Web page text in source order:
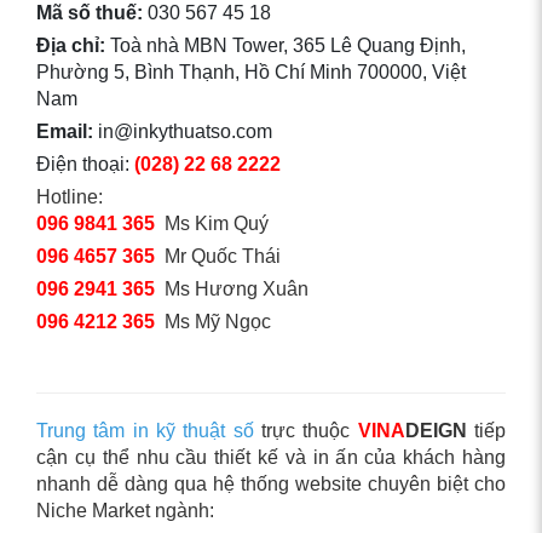
Mã số thuế: 030 567 45 18
Địa chỉ: Toà nhà MBN Tower, 365 Lê Quang Định,
Phường 5, Bình Thạnh, Hồ Chí Minh 700000, Việt
Nam
Email: in@inkythuatso.com
Điện thoại: (028) 22 68 2222
Hotline:
096 9841 365 Ms Kim Quý
096 4657 365 Mr Quốc Thái
096 2941 365 Ms Hương Xuân
096 4212 365 Ms Mỹ Ngọc
Trung tâm in kỹ thuật sốtrực thuộc VINA DEIGN tiếp
cận cụ thể nhu cầu thiết kế và in ấn của khách hàng
nhanh dễ dàng qua hệ thống website chuyên biệt cho
Niche Market ngành: